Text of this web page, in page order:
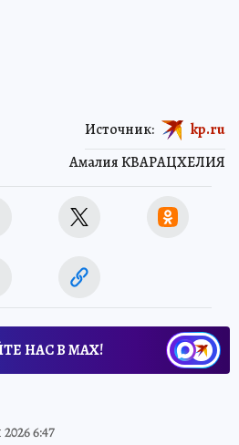
Амалия КВАРАЦХЕЛИЯ
Источник: kp.ru
НАС В МАХ!
6:47